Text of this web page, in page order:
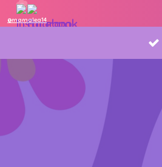
@mamalea14
Zum
springen